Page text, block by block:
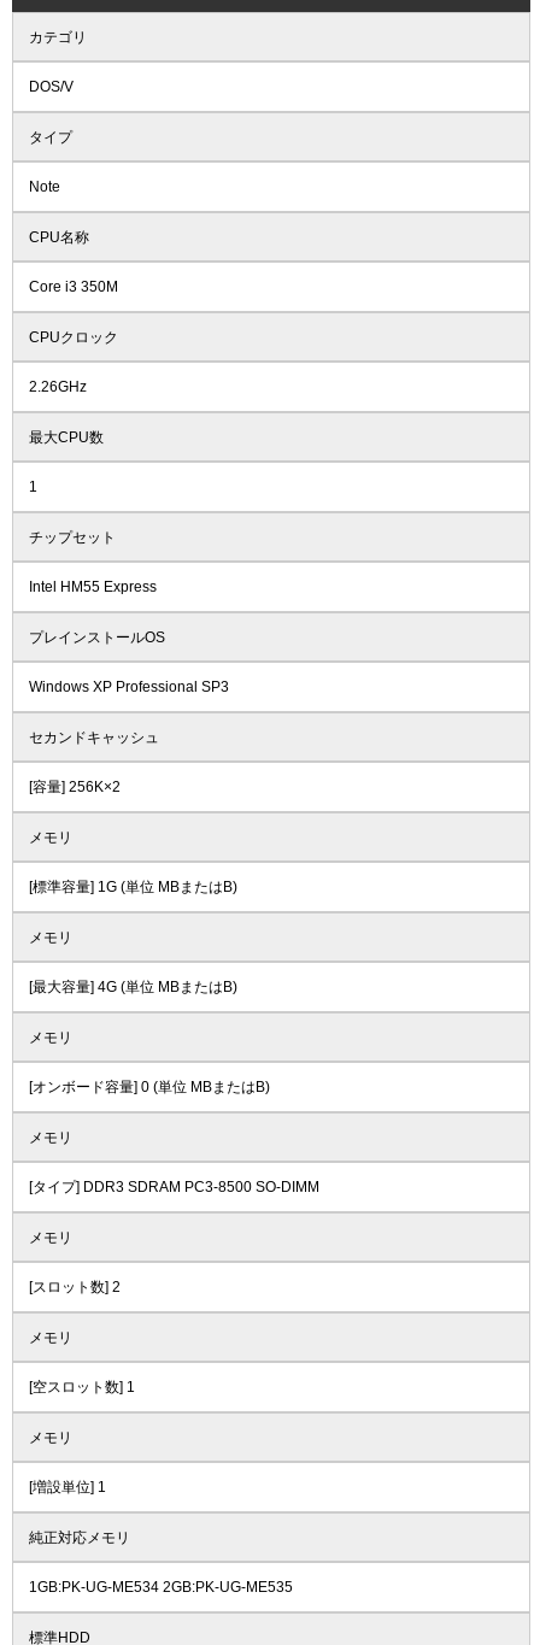
カテゴリ
DOS/V
タイプ
Note
CPU名称
Core i3 350M
CPUクロック
2.26GHz
最大CPU数
1
チップセット
Intel HM55 Express
プレインストールOS
Windows XP Professional SP3
セカンドキャッシュ
[容量] 256K×2
メモリ
[標準容量] 1G (単位 MBまたはB)
メモリ
[最大容量] 4G (単位 MBまたはB)
メモリ
[オンボード容量] 0 (単位 MBまたはB)
メモリ
[タイプ] DDR3 SDRAM PC3-8500 SO-DIMM
メモリ
[スロット数] 2
メモリ
[空スロット数] 1
メモリ
[増設単位] 1
純正対応メモリ
1GB:PK-UG-ME534 2GB:PK-UG-ME535
標準HDD